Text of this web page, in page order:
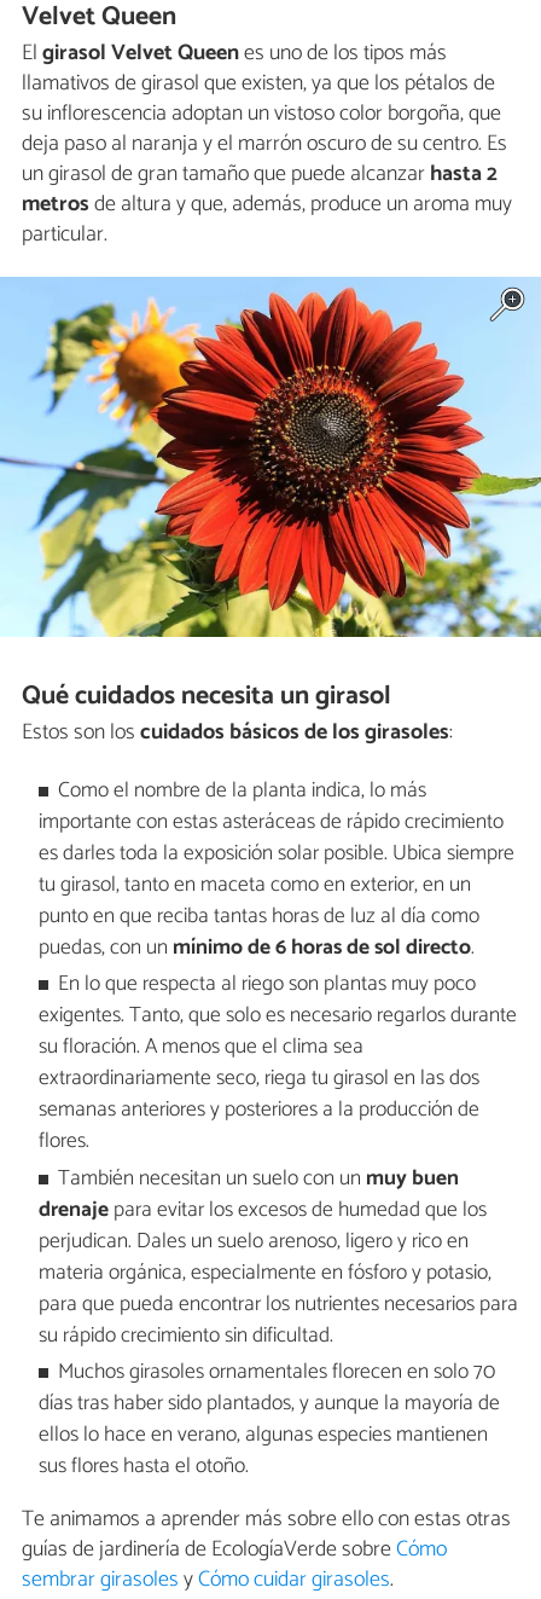
Velvet Queen
Elgirasol Velvet Queenes uno de los tipos más
llamativos de girasol que existen, ya que los pétalos de
su inflorescencia adoptan un vistoso color borgoña, que
deja paso al naranja y el marrón oscuro de su centro. Es
un girasol de gran tamaño que puede alcanzarhasta 2
metrosde altura y que, además, produce un aroma muy
particular.
Qué cuidados necesita un girasol
Estos son loscuidados básicos de los girasoles:
Como el nombre de la planta indica, lo más
importante con estas asteráceas de rápido crecimiento
es darles toda la exposición solar posible. Ubica siempre
tu girasol, tanto en maceta como en exterior, en un
punto en que reciba tantas horas de luz al día como
puedas, con un mínimo de 6 horas de sol directo.
En lo que respecta al riego son plantas muy poco
exigentes. Tanto, que solo es necesario regarlos durante
su floración. A menos que el clima sea
extraordinariamente seco, riega tu girasol en las dos
semanas anteriores y posteriores a la producción de
flores.
También necesitan un suelo con un muy buen
drenajepara evitar los excesos de humedad que los
perjudican. Dales un suelo arenoso, ligero y rico en
materia orgánica, especialmente en fósforo y potasio,
para que pueda encontrar los nutrientes necesarios para
su rápido crecimiento sin dificultad.
Muchos girasoles ornamentales florecen en solo 70
días tras haber sido plantados, y aunque la mayoría de
ellos lo hace en verano, algunas especies mantienen
sus flores hasta el otoño.
Te animamos a aprender más sobre ello con estas otras
guías de jardinería de EcologíaVerde sobreCómo
sembrar girasolesyCómo cuidar girasoles.